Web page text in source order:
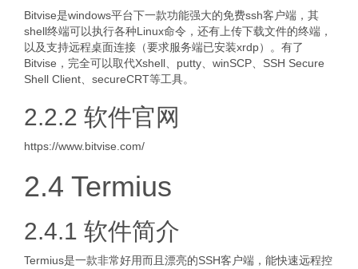
Bitvise是windows平台下一款功能强大的免费ssh客户端，其
shell终端可以执行各种Linux命令，还有上传下载文件的终端，
以及支持远程桌面连接（要求服务端已安装xrdp）。有了
Bitvise，完全可以取代Xshell、putty、winSCP、SSH Secure
Shell Client、secureCRT等工具。
2.2.2 软件官网
https://www.bitvise.com/
2.4 Termius
2.4.1 软件简介
Termius是一款非常好用而且漂亮的SSH客户端，能快速远程控